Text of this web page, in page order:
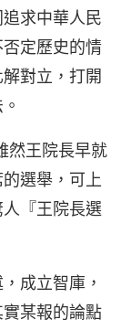
求中華人民
定歷史的情
對立，打開
然王院長早就
選舉，可上
『王院長選
成立智庫，
某報的論點